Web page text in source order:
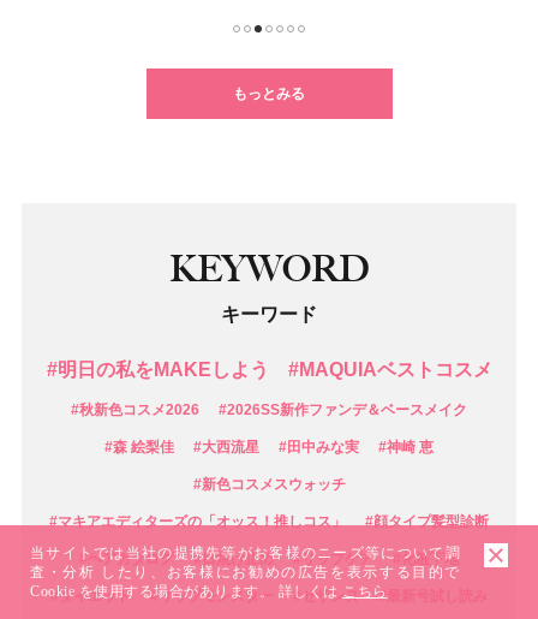
もっとみる
KEYWORD
キーワード
#明日の私をMAKEしよう #MAQUIAベストコスメ
#秋新色コスメ2026 #2026SS新作ファンデ＆ベースメイク
#森 絵梨佳 #大西流星 #田中みな実 #神崎 恵
#新色コスメスウォッチ
#マキアエディターズの「オッス！推しコス」 #顔タイプ髪型診断
#ヘアカタログ #日焼け止め #リップケア #化粧下地
#ダイエット #リップモンスター #セザンヌ #最新号試し読み
当サイトでは当社の提携先等がお客様のニーズ等について調
査・分析 したり、お客様にお勧めの広告を表示する目的で
Cookie を使用する場合があります。 詳しくは こちら